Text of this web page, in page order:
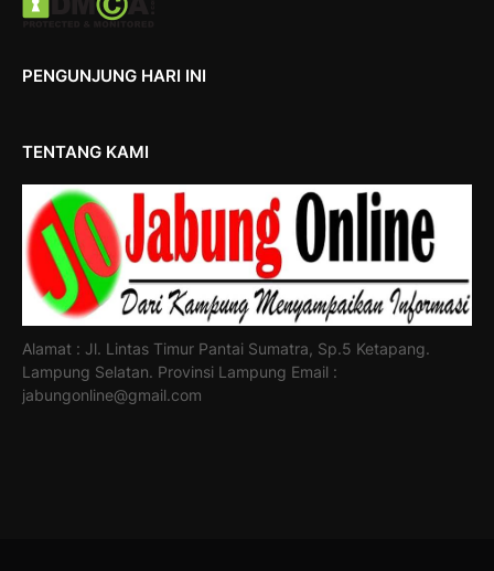
PENGUNJUNG HARI INI
TENTANG KAMI
Alamat : Jl. Lintas Timur Pantai Sumatra, Sp.5 Ketapang.
Lampung Selatan. Provinsi Lampung Email :
jabungonline@gmail.com